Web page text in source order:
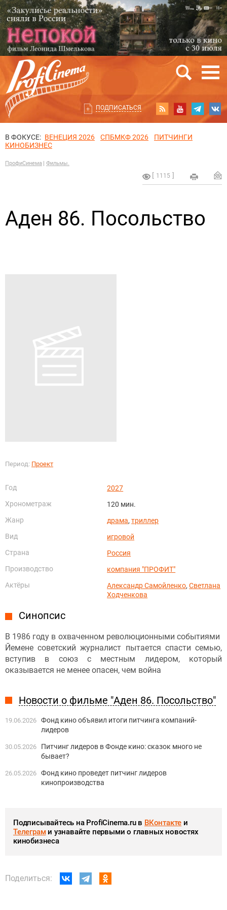
ПОДПИСАТЬСЯ
В ФОКУСЕ: ВЕНЕЦИЯ 2026 СПБМКФ 2026
ПИТЧИНГИ
КИНОБИЗНЕС
ПрофиСинема Фильмы.
1115
Аден 86. Посольство
Период: Проект
Год
2027
Хронометраж
120 мин.
Жанр
драма,триллер
Вид
игровой
Страна
Россия
Производство
компания "ПРОФИТ"
Актёры
Александр Самойленко,Светлана
Ходченкова
Синопсис
В 1986 году в охваченном революционными событиями
Йемене советский журналист пытается спасти семью,
вступив в союз с местным лидером, который
оказывается не менее опасен, чем война
Новости о фильме "Аден 86. Посольство"
19.06.2026 Фонд кино объявил итоги питчинга компаний-
лидеров
30.05.2026
Питчинг лидеров в Фонде кино: сказок много не
бывает?
26.05.2026 Фонд кино проведет питчинг лидеров
кинопроизводства
Подписывайтесь на ProfiCinema.ru в ВКонтакте и
Телеграми узнавайте первыми о главных новостях
кинобизнеса
Поделиться: